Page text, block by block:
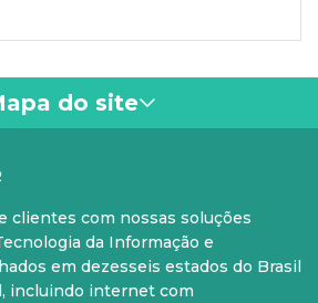
do site
CELULAR
Controle e Pós
clientes com nossas soluções
da Informação e
em dezesseis estados do Brasil
incluindo internet com